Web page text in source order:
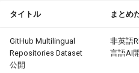
タイトル まとめ
GitHub Multilingual
Repositories Dataset
公開
非英語
言語AI